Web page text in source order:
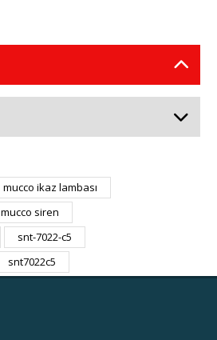
mucco ikaz lambası
mucco siren
snt-7022-c5
snt7022c5